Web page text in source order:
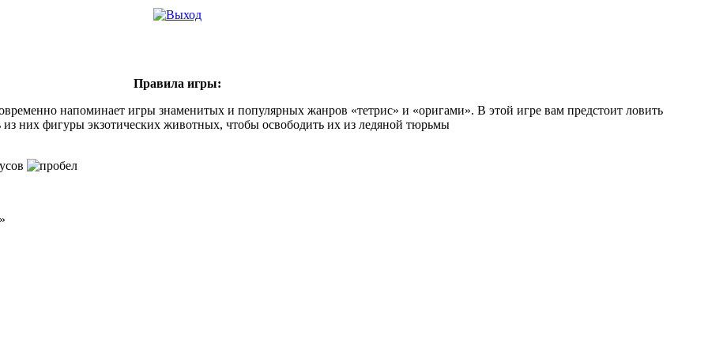
Правила игры:
напоминает игры знаменитых и популярных жанров «тетрис» и «оригами». В этой игре вам предстоит ловить
них фигуры экзотических животных, чтобы освободить их из ледяной тюрьмы